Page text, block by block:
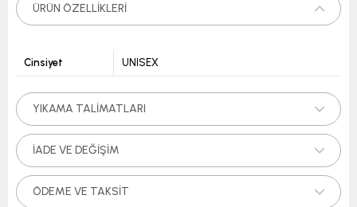
ÜRÜN ÖZELLIKLERI
Cinsiyet UNISEX
YIKAMA TALIMATLARI
İADE VE DEĞIŞIM
ÖDEME VE TAKSIT